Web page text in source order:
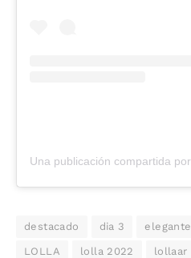
destacado dia 3 elegante
LOLLA lolla 2022 lollaar